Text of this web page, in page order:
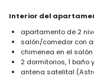
Interior del
apartamento de 2
salón/comedor con
chimenea en el
2 dormitorios, 1 baño
antena satelital